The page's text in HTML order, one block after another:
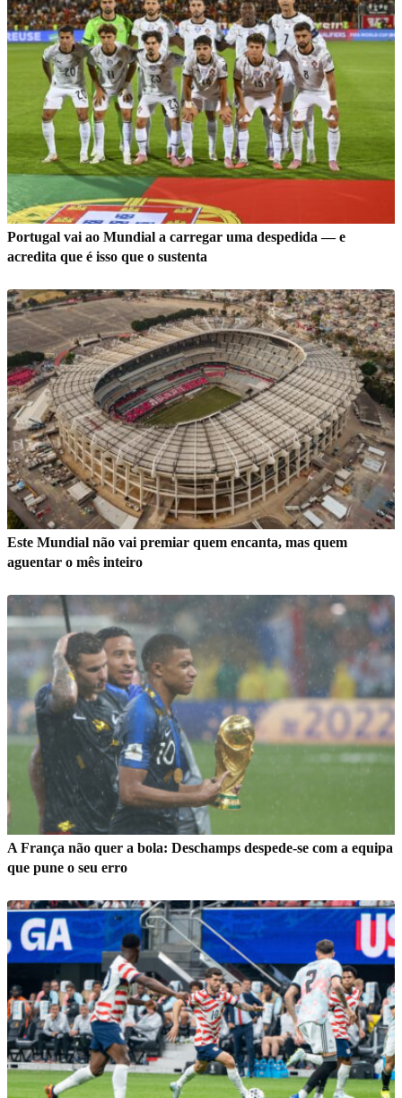
Portugal vai ao Mundial a carregar uma despedida — e
acredita que é isso que o sustenta
Este Mundial não vai premiar quem encanta, mas quem
aguentar o mês inteiro
A França não quer a bola: Deschamps despede-se com a equipa
que pune o seu erro